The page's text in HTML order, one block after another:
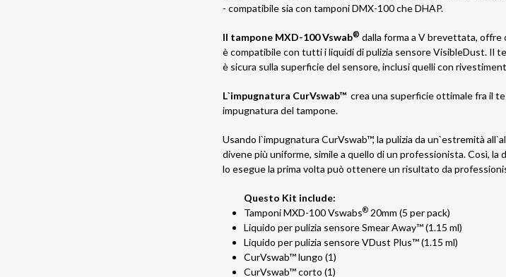
- compatibile sia con tamponi DMX-100 che DHAP.
Il tampone MXD-100 Vswab® dalla forma a V brevettata, offre
è compatibile con tutti i liquidi di pulizia sensore VisibleDust. Il
è sicura sulla superficie del sensore, inclusi quelli con
L`impugnatura CurVswab™ crea una superficie ottimale fra il
impugnatura del tampone.
Usando l`impugnatura CurVswab™, la pulizia da un`estremità
divene più uniforme, simile a quello di un professionista. Così,
lo esegue la prima volta può ottenere un risultato da
Questo Kit include:
Tamponi MXD-100Vswabs® 20mm (5 per pack)
Liquido per pulizia sensore Smear Away™ (1.15 ml)
Liquido per pulizia sensore VDust Plus™ (1.15 ml)
CurVswab™ lungo (1)
CurVswab™ corto (1)